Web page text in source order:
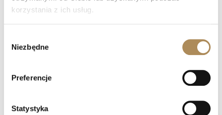
korzystania z ich usług.
zgody
Niezbędne
Preferencje
Statystyka
Czy zegarki z oferty LUXOS Arts objęte są
Czy zakupy w LUXOS Arts są bezpieczne?
Czy LUXOS Arts oferuje doradztwo
Czy mogę sprzedać przedmiot za